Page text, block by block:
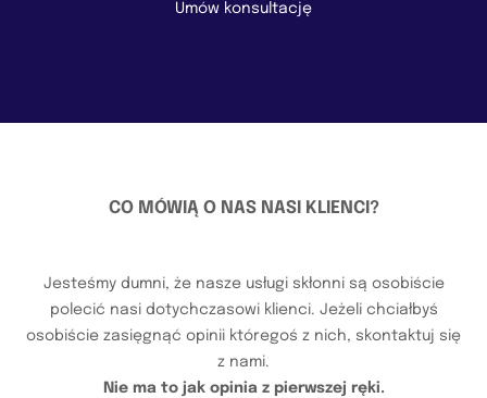
Umów konsultację
CO MÓWIĄ O NAS NASI KLIENCI?
Jesteśmy dumni, że nasze usługi skłonni są osobiście
polecić nasi dotychczasowi klienci. Jeżeli chciałbyś
osobiście zasięgnąć opinii któregoś z nich, skontaktuj się
z nami.
Nie ma to jak opinia z pierwszej ręki.